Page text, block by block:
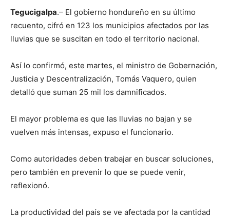
Tegucigalpa.– El gobierno hondureño en su último
recuento, cifró en 123 los municipios afectados por las
lluvias que se suscitan en todo el territorio nacional.
Así lo confirmó, este martes, el ministro de Gobernación,
Justicia y Descentralización, Tomás Vaquero, quien
detalló que suman 25 mil los damnificados.
El mayor problema es que las lluvias no bajan y se
vuelven más intensas, expuso el funcionario.
Como autoridades deben trabajar en buscar soluciones,
pero también en prevenir lo que se puede venir,
reflexionó.
La productividad del país se ve afectada por la cantidad